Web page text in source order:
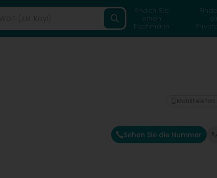
Finden Sie
einen
Fachmann
Sehen Sie die Nummer
Mobiltelefon